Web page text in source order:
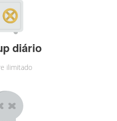
diário
ilimitado